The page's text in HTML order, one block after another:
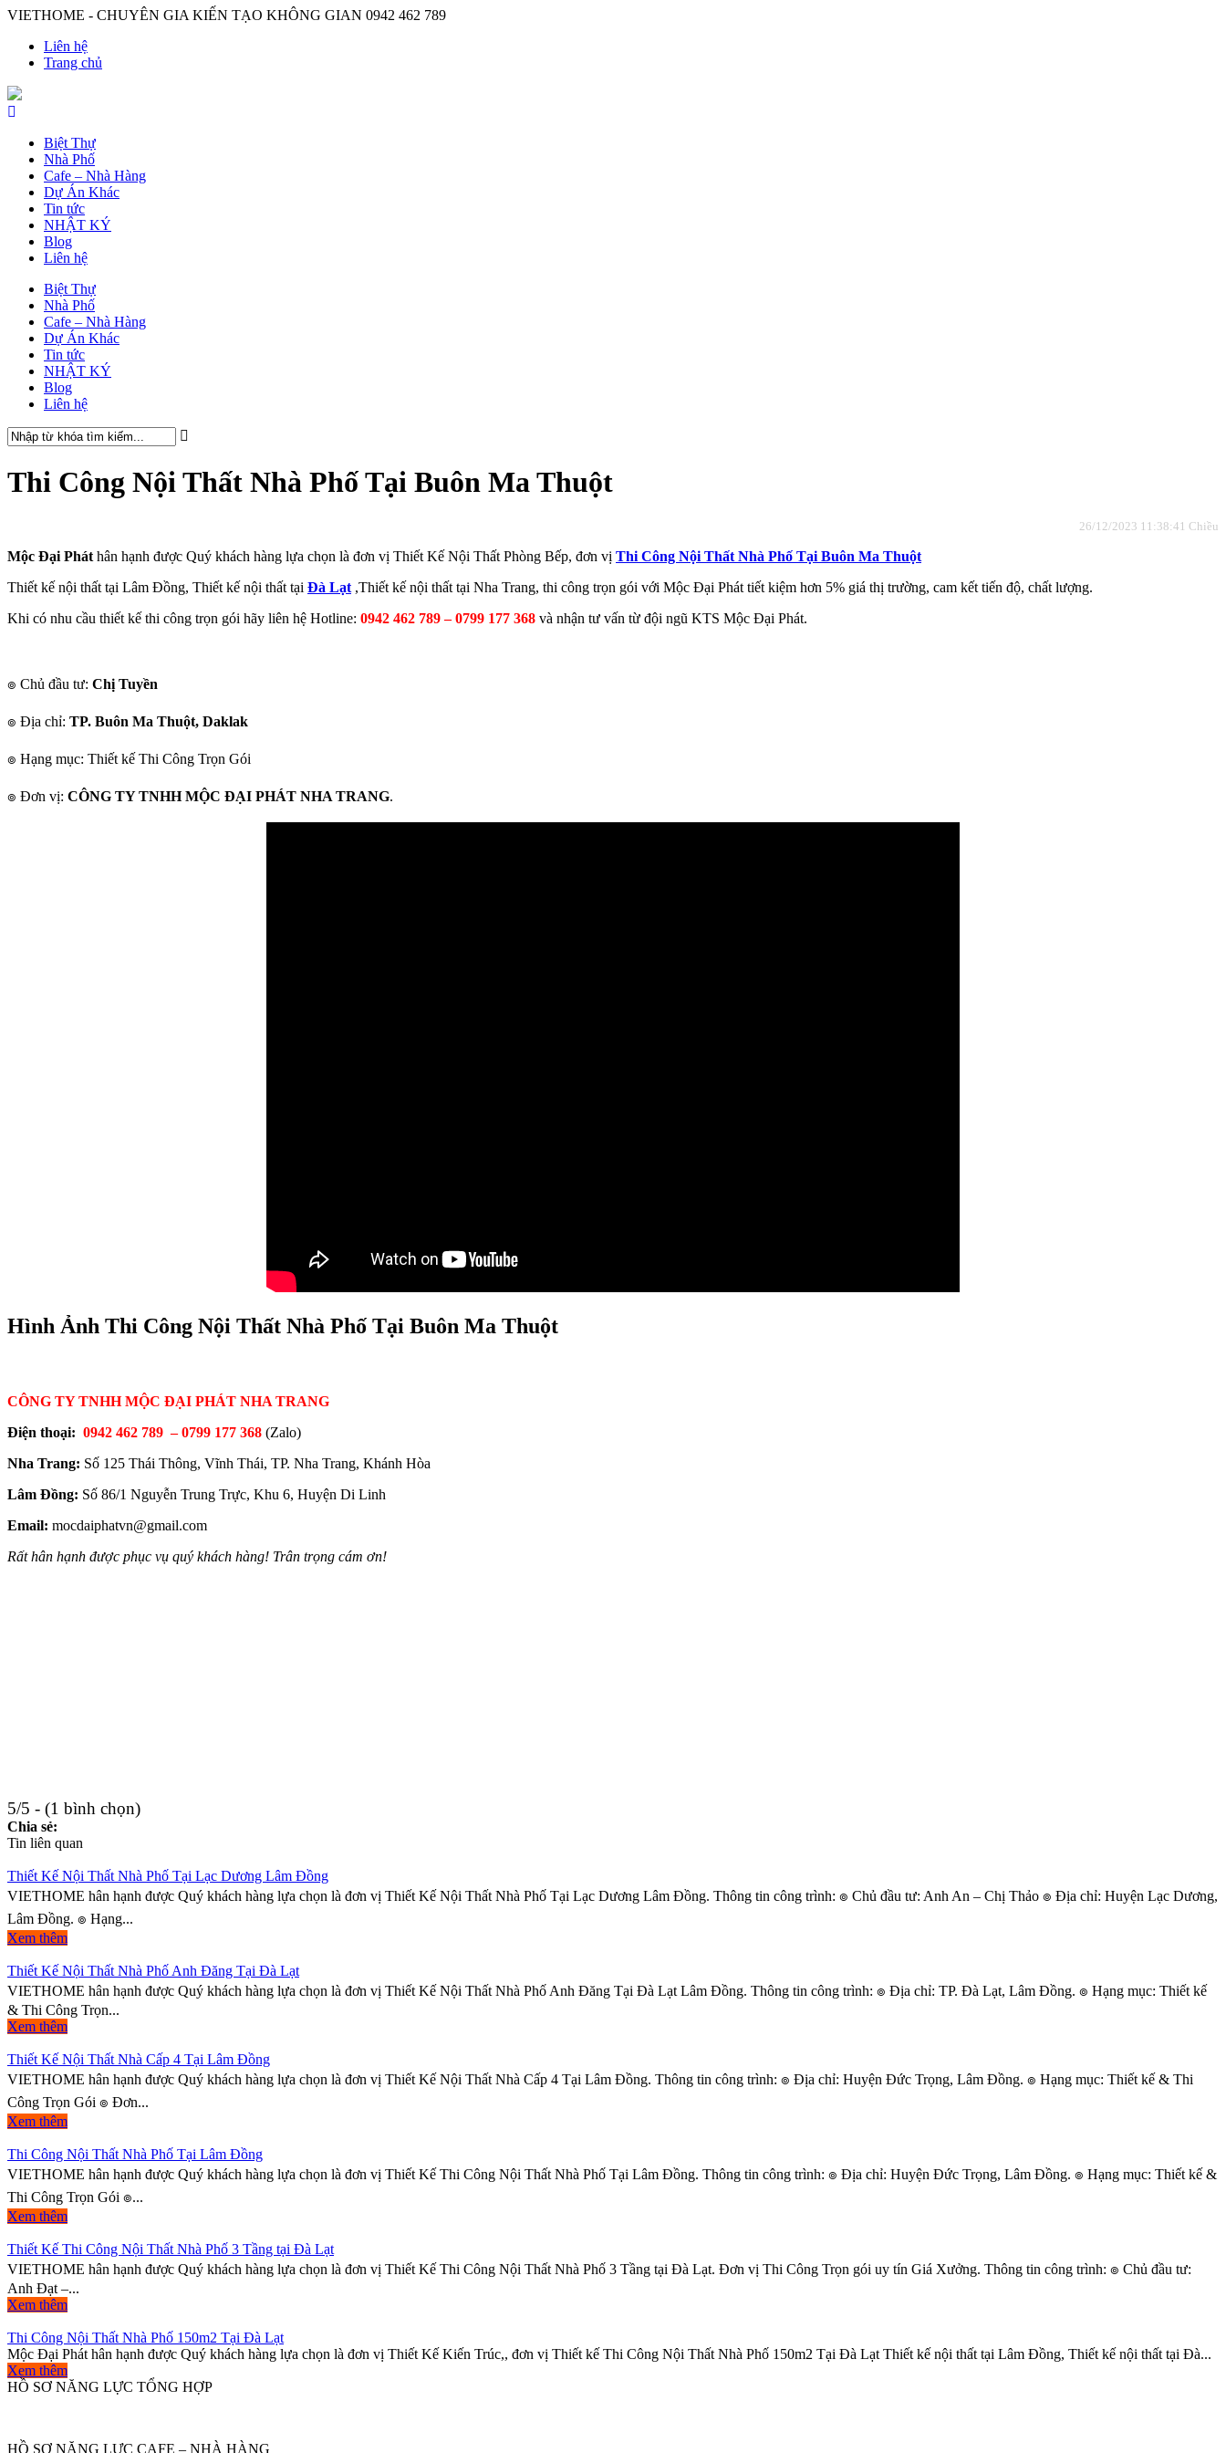
VIETHOME - CHUYÊN GIA KIẾN TẠO KHÔNG GIAN 0942 462 789
Liên hệ
Trang chủ
Biệt Thự
Nhà Phố
Cafe – Nhà Hàng
Dự Án Khác
Tin tức
NHẬT KÝ
Blog
Liên hệ
Biệt Thự
Nhà Phố
Cafe – Nhà Hàng
Dự Án Khác
Tin tức
NHẬT KÝ
Blog
Liên hệ
Thi Công Nội Thất Nhà Phố Tại Buôn Ma Thuột
26/12/2023 11:38:41 Chiều
Mộc Đại Phát hân hạnh được Quý khách hàng lựa chọn là đơn vị Thiết Kế Nội Thất Phòng Bếp, đơn vị Thi Công Nội Thất Nhà Phố Tại Buôn Ma Thuột
Thiết kế nội thất tại Lâm Đồng, Thiết kế nội thất tại Đà Lạt ,Thiết kế nội thất tại Nha Trang, thi công trọn gói với Mộc Đại Phát tiết kiệm hơn 5% giá thị trường, cam kết tiến độ, chất lượng.
Khi có nhu cầu thiết kế thi công trọn gói hãy liên hệ Hotline: 0942 462 789 – 0799 177 368 và nhận tư vấn từ đội ngũ KTS Mộc Đại Phát.
๏ Chủ đầu tư: Chị Tuyền
๏ Địa chỉ: TP. Buôn Ma Thuột, Daklak
๏ Hạng mục: Thiết kế Thi Công Trọn Gói
๏ Đơn vị: CÔNG TY TNHH MỘC ĐẠI PHÁT NHA TRANG.
Hình Ảnh Thi Công Nội Thất Nhà Phố Tại Buôn Ma Thuột
CÔNG TY TNHH MỘC ĐẠI PHÁT NHA TRANG
Điện thoại: 0942 462 789 –0799 177 368 (Zalo)
Nha Trang: Số 125 Thái Thông, Vĩnh Thái, TP. Nha Trang, Khánh Hòa
Lâm Đồng: Số 86/1 Nguyễn Trung Trực, Khu 6, Huyện Di Linh
Email: mocdaiphatvn@gmail.com
Rất hân hạnh được phục vụ quý khách hàng! Trân trọng cám ơn!
5/5 - (1 bình chọn)
Chia sẻ:
Tin liên quan
Thiết Kế Nội Thất Nhà Phố Tại Lạc Dương Lâm Đồng
VIETHOME hân hạnh được Quý khách hàng lựa chọn là đơn vị Thiết Kế Nội Thất Nhà Phố Tại Lạc Dương Lâm Đồng. Thông tin công trình: ๏ Chủ đầu tư: Anh An – Chị Thảo ๏ Địa chỉ: Huyện Lạc Dương,
Lâm Đồng. ๏ Hạng...
Xem thêm
Thiết Kế Nội Thất Nhà Phố Anh Đăng Tại Đà Lạt
VIETHOME hân hạnh được Quý khách hàng lựa chọn là đơn vị Thiết Kế Nội Thất Nhà Phố Anh Đăng Tại Đà Lạt Lâm Đồng. Thông tin công trình: ๏ Địa chỉ: TP. Đà Lạt, Lâm Đồng. ๏ Hạng mục: Thiết kế
& Thi Công Trọn...
Xem thêm
Thiết Kế Nội Thất Nhà Cấp 4 Tại Lâm Đồng
VIETHOME hân hạnh được Quý khách hàng lựa chọn là đơn vị Thiết Kế Nội Thất Nhà Cấp 4 Tại Lâm Đồng. Thông tin công trình: ๏ Địa chỉ: Huyện Đức Trọng, Lâm Đồng. ๏ Hạng mục: Thiết kế & Thi
Công Trọn Gói ๏ Đơn...
Xem thêm
Thi Công Nội Thất Nhà Phố Tại Lâm Đồng
VIETHOME hân hạnh được Quý khách hàng lựa chọn là đơn vị Thiết Kế Thi Công Nội Thất Nhà Phố Tại Lâm Đồng. Thông tin công trình: ๏ Địa chỉ: Huyện Đức Trọng, Lâm Đồng. ๏ Hạng mục: Thiết kế &
Thi Công Trọn Gói ๏...
Xem thêm
Thiết Kế Thi Công Nội Thất Nhà Phố 3 Tầng tại Đà Lạt
VIETHOME hân hạnh được Quý khách hàng lựa chọn là đơn vị Thiết Kế Thi Công Nội Thất Nhà Phố 3 Tầng tại Đà Lạt. Đơn vị Thi Công Trọn gói uy tín Giá Xưởng. Thông tin công trình: ๏ Chủ đầu tư:
Anh Đạt –...
Xem thêm
Thi Công Nội Thất Nhà Phố 150m2 Tại Đà Lạt
Mộc Đại Phát hân hạnh được Quý khách hàng lựa chọn là đơn vị Thiết Kế Kiến Trúc,, đơn vị Thiết kế Thi Công Nội Thất Nhà Phố 150m2 Tại Đà Lạt Thiết kế nội thất tại Lâm Đồng, Thiết kế nội thất tại Đà...
Xem thêm
HỒ SƠ NĂNG LỰC TỔNG HỢP
HỒ SƠ NĂNG LỰC CAFE – NHÀ HÀNG